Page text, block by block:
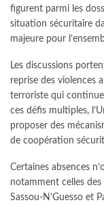
figurent parmi les
situation sécuritaire
majeure pour
Les discussions
reprise des violences
terroriste qui continue
ces défis multiples,
proposer des
de coopération
Certaines absences
notamment celles
Sassou-N’Guesso et